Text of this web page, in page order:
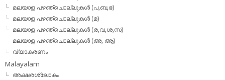
മലയാള പഴഞ്ചൊല്ലുകള്‍ (പ,ബ,ഭ)
മലയാള പഴഞ്ചൊല്ലുകള്‍ (മ)
മലയാള പഴഞ്ചൊല്ലുകള്‍ (ര,വ,ശ,സ)
മലയാള പഴഞ്ചൊല്ലുകൾ (അ, ആ)
വ്യാകരണം
Malayalam
അക്ഷരശ്ലോകം